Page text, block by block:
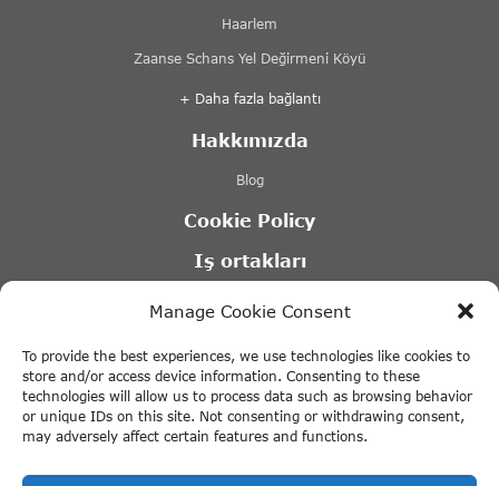
Manage Cookie Consent
To provide the best experiences, we use technologies like cookies to
store and/or access device information. Consenting to these
technologies will allow us to process data such as browsing behavior
or unique IDs on this site. Not consenting or withdrawing consent,
may adversely affect certain features and functions.
Haarlem
Zaanse Schans Yel Değirmeni Köyü
+ Daha fazla bağlantı
Hakkımızda
Blog
Cookie Policy
Iş ortakları
Lovers Kanal Turları Amsterdam
Tours & Tickets Amsterdam
Canal Motorboats – Amsterdam tekne kiralama
+ Daha fazla bağlantı